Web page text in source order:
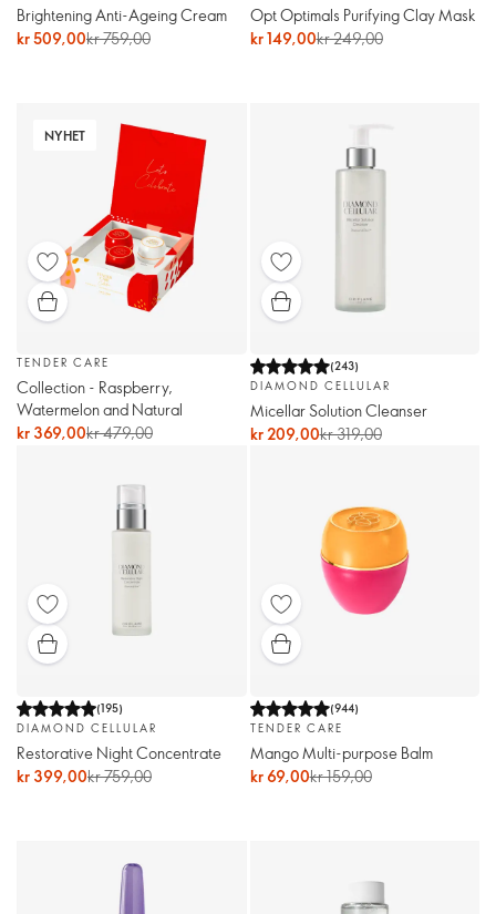
Brightening Anti-Ageing Cream
kr 509,00kr 759,00
Opt Optimals Purifying Clay Mask
kr 149,00kr 249,00
NYHET
TENDER CARE
Collection - Raspberry,
Watermelon and Natural
kr 369,00kr 479,00
(243)
DIAMOND CELLULAR
Micellar Solution Cleanser
kr 209,00kr 319,00
(195)
DIAMOND CELLULAR
Restorative Night Concentrate
kr 399,00kr 759,00
(944)
TENDER CARE
Mango Multi-purpose Balm
kr 69,00kr 159,00